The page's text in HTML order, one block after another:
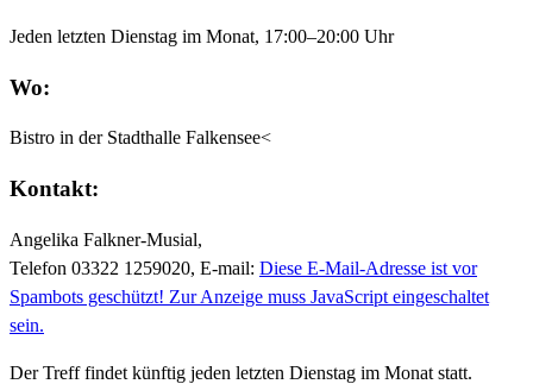
Jeden letzten Dienstag im Monat, 17:00–20:00 Uhr
Wo:
Bistro in der Stadthalle Falkensee<
Kontakt:
Angelika Falkner-Musial,
Telefon 03322 1259020, E-mail: Diese E-Mail-Adresse ist vor
Spambots geschützt! Zur Anzeige muss JavaScript eingeschaltet
sein.
Der Treff findet künftig jeden letzten Dienstag im Monat statt.